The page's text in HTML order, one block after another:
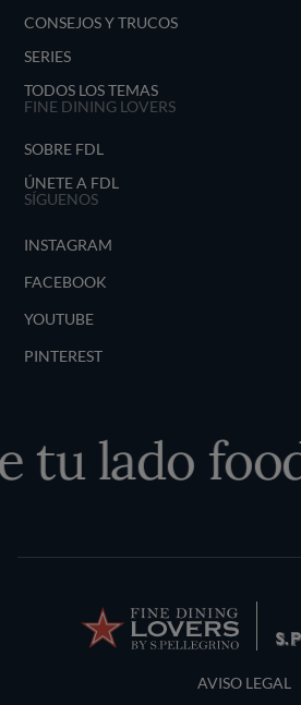
CONSEJOS Y TRUCOS
SERIES
TODOS LOS TEMAS
FINE DINING LOVERS
SOBRE FDL
ÚNETE A FDL
SÍGUENOS
INSTAGRAM
FACEBOOK
YOUTUBE
PINTEREST
lado foodie
Terms and Conditions
AVISO LEGAL